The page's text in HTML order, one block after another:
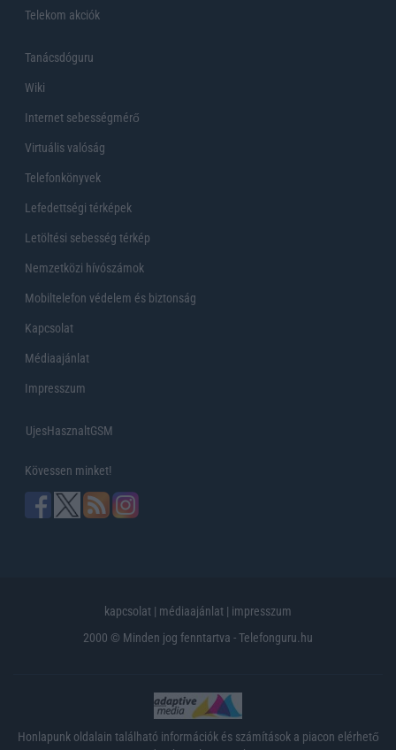
Telekom akciók
Tanácsdóguru
Wiki
Internet sebességmérő
Virtuális valóság
Telefonkönyvek
Lefedettségi térképek
Letöltési sebesség térkép
Nemzetközi hívószámok
Mobiltelefon védelem és biztonság
Kapcsolat
Médiaajánlat
Impresszum
UjesHasznaltGSM
Kövessen minket!
kapcsolat | médiaajánlat | impresszum
2000 © Minden jog fenntartva - Telefonguru.hu
Honlapunk oldalain található információk és számítások a piacon elérhető